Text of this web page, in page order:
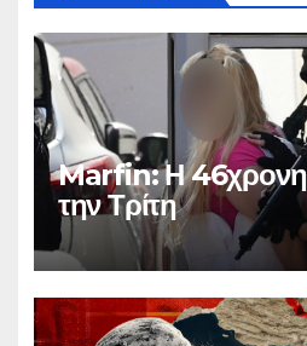
Marfin: Η 46χρονη
την Τρίτη